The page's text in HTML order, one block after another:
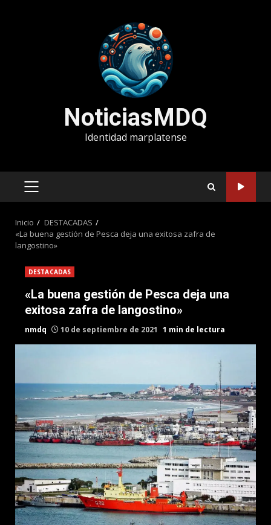
NoticiasMDQ
Identidad marplatense
MENÚ
Inicio
DESTACADAS
«La buena gestión de Pesca deja una exitosa zafra de
langostino»
DESTACADAS
«La buena gestión de Pesca deja una
exitosa zafra de langostino»
nmdq 10 de septiembre de 2021 1 min de lectura